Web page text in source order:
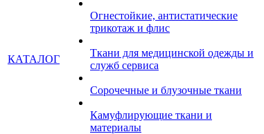
КАТАЛОГ
Огнестойкие, антистатические
трикотаж и флис
Ткани для медицинской одежды и
служб сервиса
Сорочечные и блузочные ткани
Камуфлирующие ткани и
материалы